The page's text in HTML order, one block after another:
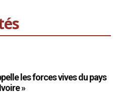
les forces vives du pays
»